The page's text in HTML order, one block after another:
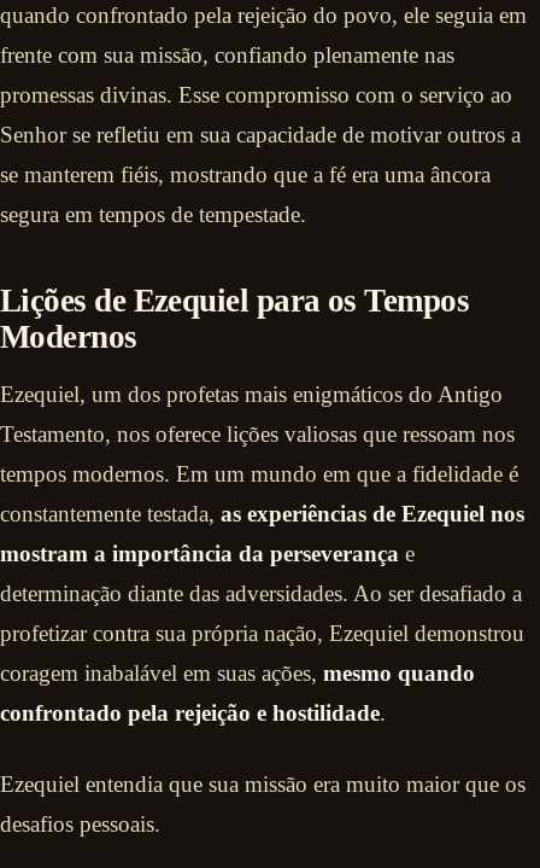
quando confrontado pela rejeição do povo, ele seguia em
frente com sua missão, confiando plenamente nas
promessas divinas. Esse compromisso com o serviço ao
Senhor se refletiu em sua capacidade de motivar outros a
se manterem fiéis, mostrando que a fé era uma âncora
segura em tempos de tempestade.
Lições de Ezequiel para os Tempos
Modernos
Ezequiel, um dos profetas mais enigmáticos do Antigo
Testamento, nos oferece lições valiosas que ressoam nos
tempos modernos. Em um mundo em que a fidelidade é
constantemente testada, as experiências de Ezequiel nos
mostram a importância da perseverança e
determinação diante das adversidades. Ao ser desafiado a
profetizar contra sua própria nação, Ezequiel demonstrou
coragem inabalável em suas ações, mesmo quando
confrontado pela rejeição e hostilidade.
Ezequiel entendia que sua missão era muito maior que os
desafios pessoais.